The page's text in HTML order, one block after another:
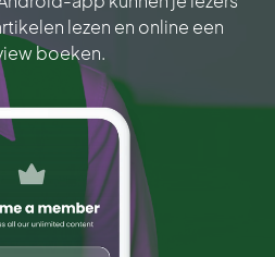
lezen en online een
boeken.